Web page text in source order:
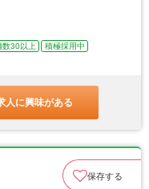
数30以上
積極採用中
人に興味がある
保存する